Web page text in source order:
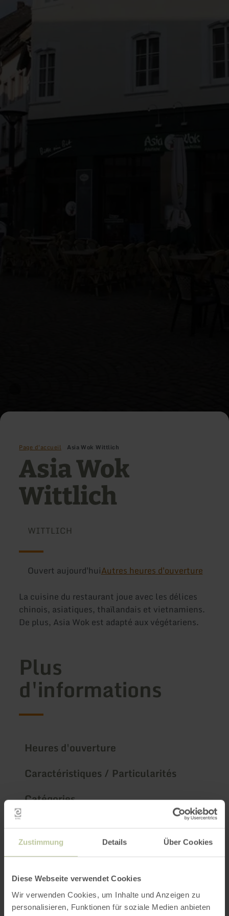
Zustimmung Details Über Cookies
Diese Webseite verwendet Cookies
Wir verwenden Cookies, um Inhalte und Anzeigen zu
personalisieren, Funktionen für soziale Medien anbieten
Page d'accueil Asia Wok Wittlich
Asia Wok
Wittlich
WITTLICH
Ouvert aujourd'huiAutres heures d'ouverture
La cuisine du restaurant joue avec les délices
chinois, asiatiques, thaïlandais et vietnamiens.
De plus, Asia Wok est adapté aux végétariens.
Plus
d'informations
Heures d'ouverture
Caractéristiques / Particularités
Catégories
Nombre de places
Impressions